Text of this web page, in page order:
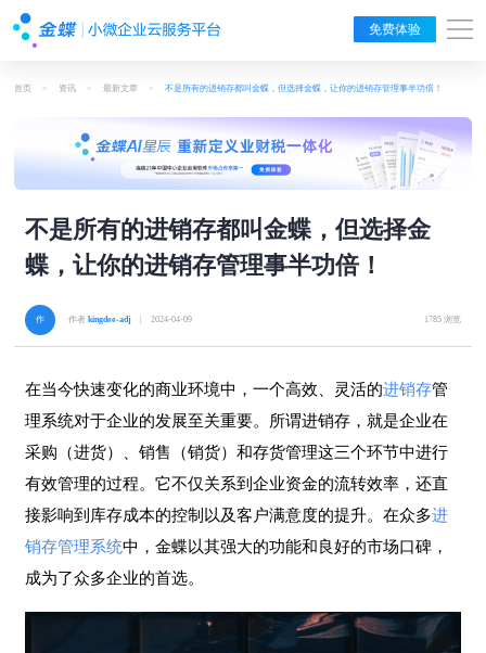
免费体验
首页 > 资讯 > 最新文章 > 不是所有的进销存都叫金蝶，但选择金蝶，让你的进销存管理事半功倍！
不是所有的进销存都叫金蝶，但选择金
蝶，让你的进销存管理事半功倍！
作者kingdee-adj | 2024-04-09 1785 浏览
在当今快速变化的商业环境中，一个高效、灵活的进销存管
理系统对于企业的发展至关重要。所谓进销存，就是企业在
采购（进货）、销售（销货）和存货管理这三个环节中进行
有效管理的过程。它不仅关系到企业资金的流转效率，还直
接影响到库存成本的控制以及客户满意度的提升。在众多进
销存管理系统中，金蝶以其强大的功能和良好的市场口碑，
成为了众多企业的首选。